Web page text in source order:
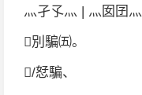
灬孑孓灬 | 灬囡囝灬
別騙㈤。
/恏騙、